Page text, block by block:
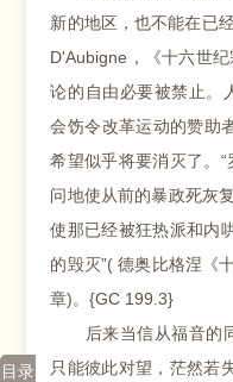
新的地区，也不能在已
D'Aubigne，《十六世
论的自由必要被禁止。
会饬令改革运动的赞助
希望似乎将要消灭了。
问地使从前的暴政死灰
使那已经被狂热派和内
的毁灭”( 德奥比格涅《
章)。{GC 199.3}
后来当信从福音的同
只能彼此对望，茫然若
目录